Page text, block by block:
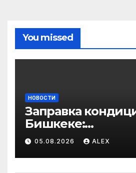
You missed
НОВОСТИ
Заправка
Бишкеке:
для дома и авто
05.08.2026 ALEX